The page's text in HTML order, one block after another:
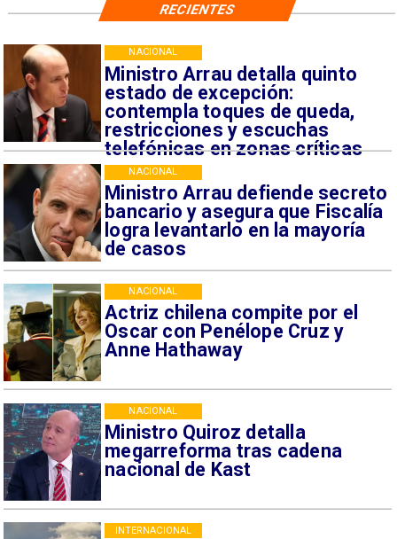
Ministro Arrau detalla quinto
estado de excepción:
contempla toques de queda,
restricciones y escuchas
telefónicas en zonas críticas
NACIONAL
Ministro Arrau defiende secreto
bancario y asegura que Fiscalía
logra levantarlo en la mayoría
de casos
NACIONAL
Actriz chilena compite por el
Oscar con Penélope Cruz y
Anne Hathaway
NACIONAL
Ministro Quiroz detalla
megarreforma tras cadena
nacional de Kast
NACIONAL
INTERNACIONAL
RECIENTES